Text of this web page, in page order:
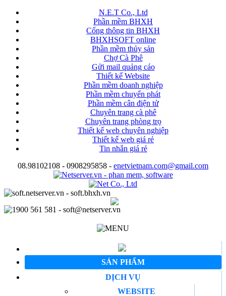
N.E.T Co., Ltd
Phần mềm BHXH
Cổng thông tin BHXH
BHXHSOFT online
Phần mềm thủy sản
Chợ Cà Phê
Gửi mail quảng cáo
Thiết kế Website
Phần mềm doanh nghiệp
Phần mềm chuyển phát
Phần mềm cân điện tử
Chuyên trang cà phê
Chuyên trang phòng trọ
Thiết kế web chuyên nghiệp
Thiết kế web giá rẻ
Tin nhắn giá rẻ
08.98102108 - 0908295858 - enetvietnam.com@gmail.com
SẢN PHẨM
DỊCH VỤ
WEBSITE